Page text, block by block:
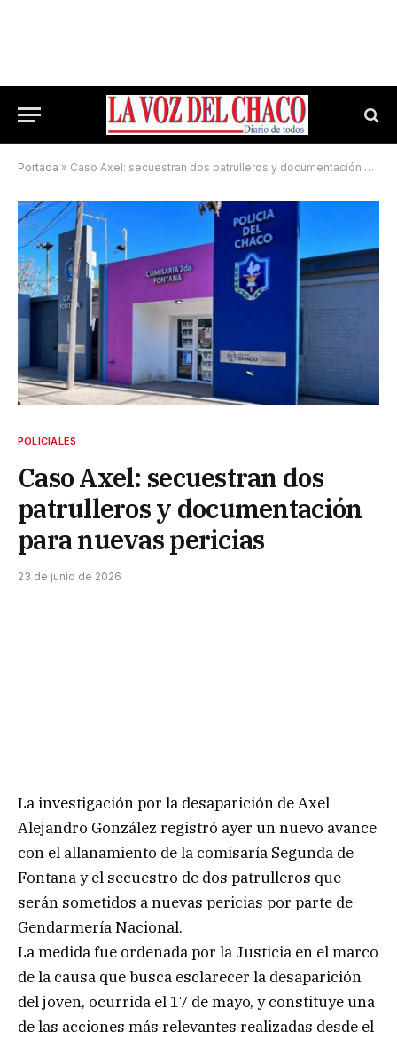
Portada » Caso Axel: secuestran dos patrulleros y documentación para nuevas pericias
POLICIALES
Caso Axel: secuestran dos
patrulleros y documentación
para nuevas pericias
23 de junio de 2026
La investigación por la desaparición de Axel
Alejandro González registró ayer un nuevo avance
con el allanamiento de la comisaría Segunda de
Fontana y el secuestro de dos patrulleros que
serán sometidos a nuevas pericias por parte de
Gendarmería Nacional.
La medida fue ordenada por la Justicia en el marco
de la causa que busca esclarecer la desaparición
del joven, ocurrida el 17 de mayo, y constituye una
de las acciones más relevantes realizadas desde el